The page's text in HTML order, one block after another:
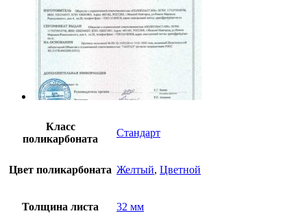
Класс
поликарбоната
Стандарт
Цвет поликарбоната Желтый, Цветной
Толщина листа 32 мм